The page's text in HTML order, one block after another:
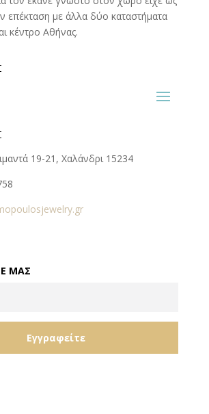
επέκταση με άλλα δύο καταστήματα
κέντρο Αθήνας.
19-21, Χαλάνδρι 15234
ΜΑΣ
Εγγραφείτε